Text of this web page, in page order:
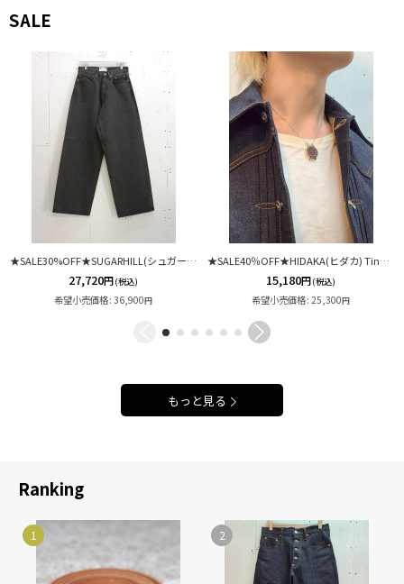
SALE
★SALE30%OFF★SUGARHILL(シュガーヒル) "CS" MODERN DENIM WIDE CUT 26880402(BLK)
27,720円(税込)
希望小売価格: 36,900円
★SALE40％OFF★HIDAKA(ヒダカ) Tiny Watch Necklace HDK-NE09 E
15,180円(税込)
希望小売価格: 25,300円
もっと見る
Ranking
1 2